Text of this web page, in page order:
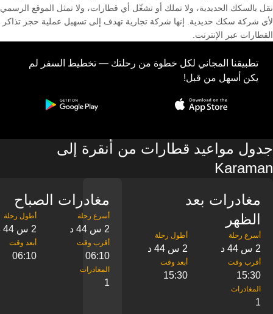
نقل بالسكك الحديدية، ولا تملك أو تشغّل أي قطارات، ولا تمثل الموقع الرسمي
لأي شركة سكك حديدية. إنها شركة تجارية تهدف إلى تسهيل عملية حجز تذاكر
القطارات عبر الإنترنت.
تطبيقنا المجاني لكل خطوة من رحلتك — تخطيط السفر لم
يكن أسهل من قبل!
جدول مواعيد قطارات من أنقرة إلى
Karaman
مغادرات بعد
الظهر
2 س 44 د 2 س 44 د
15:30
15:30
1
مغادرات الصباح
2 س 44 د 2 س 44 د
06:10
06:10
1